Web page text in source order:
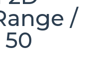
/